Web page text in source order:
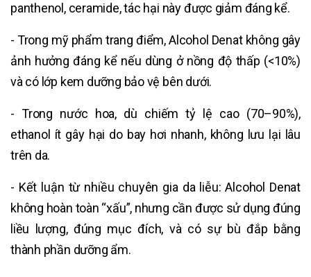
panthenol, ceramide, tác hại này được giảm đáng kể.
- Trong mỹ phẩm trang điểm, Alcohol Denat không gây
ảnh hưởng đáng kể nếu dùng ở nồng độ thấp (<10%)
và có lớp kem dưỡng bảo vệ bên dưới.
- Trong nước hoa, dù chiếm tỷ lệ cao (70–90%),
ethanol ít gây hại do bay hơi nhanh, không lưu lại lâu
trên da.
- Kết luận từ nhiều chuyên gia da liễu: Alcohol Denat
không hoàn toàn “xấu”, nhưng cần được sử dụng đúng
liều lượng, đúng mục đích, và có sự bù đắp bằng
thành phần dưỡng ẩm.